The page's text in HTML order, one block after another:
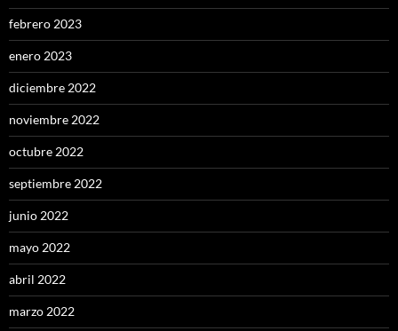
febrero 2023
enero 2023
diciembre 2022
noviembre 2022
octubre 2022
septiembre 2022
junio 2022
mayo 2022
abril 2022
marzo 2022